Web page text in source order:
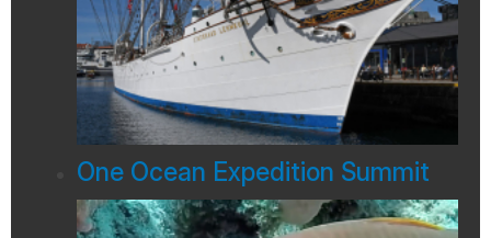
One Ocean Expedition Summit